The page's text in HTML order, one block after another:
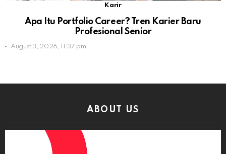
Karir
Apa Itu Portfolio Career? Tren Karier Baru
Profesional Senior
August 3, 2026, 11:37 pm
ABOUT US